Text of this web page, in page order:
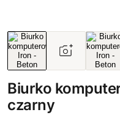
Biurko
czarny